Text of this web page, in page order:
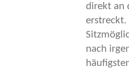
direkt an
erstreckt.
nach